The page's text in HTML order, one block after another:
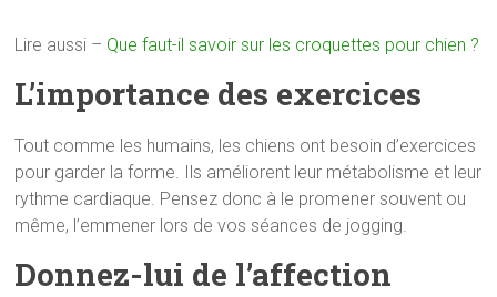
Lire aussi – Que faut-il savoir sur les croquettes pour chien ?
L’importance des exercices
Tout comme les humains, les chiens ont besoin d’exercices
pour garder la forme. Ils améliorent leur métabolisme et leur
rythme cardiaque. Pensez donc à le promener souvent ou
même, l’emmener lors de vos séances de jogging.
Donnez-lui de l’affection